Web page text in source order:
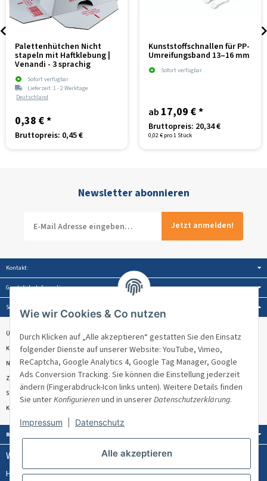
Palettenhütchen Nicht
stapeln mit Haftklebung |
Venandi - 3 sprachig
Sofort verfügbar
Lieferzeit:1 - 2 Werktage
Deutschland
0,38 €*
Bruttopreis: 0,45 €
Kunststoffschnallen für PP-
Umreifungsband 13–16 mm
Sofort verfügbar
ab 17,09 €*
Bruttopreis: 20,34 €
0,02 € pro 1 Stück
Newsletter abonnieren
Jetzt anmelden!
Kontakt:
Gesetzliche Informationen:
Service:
Über Venandi
Kontakt & Beratung
Newsletter
Zahlungsmöglichkeiten
Sitemap
Kundenbewertungen ★★★★★
Bezahlung:
Wissen & Ratgeber:
Hülsenlose Stretchfolie
PPWR
Wie wir Cookies & Co nutzen
Durch Klicken auf „Alle akzeptieren“ gestatten Sie den Einsatz
folgender Dienste auf unserer Website: YouTube, Vimeo,
ReCaptcha, Google Analytics 4, Google Tag Manager, Google
Ads Conversion Tracking. Sie können die Einstellung jederzeit
ändern (Fingerabdruck-Icon links unten). Weitere Details finden
Sie unterKonfigurierenund in unsererDatenschutzerklärung.
Impressum Datenschutz
Alle akzeptieren